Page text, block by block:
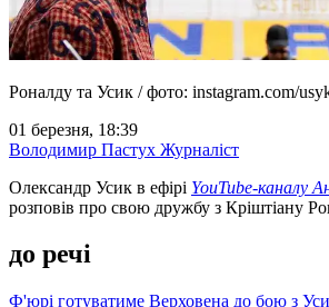
Роналду та Усик / фото: instagram.com/
01 березня, 18:39
Володимир Пастух Журналіст
Олександр Усик в ефірі YouTube-каналу
розповів про свою дружбу з Кріштіану
до речі
Ф'юрі готуватиме Верховена до бою з